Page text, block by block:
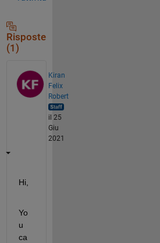
Risposte
(1)
Kiran
Felix
Robert
il 25
Giu
2021
Hi,
Yo
u
ca